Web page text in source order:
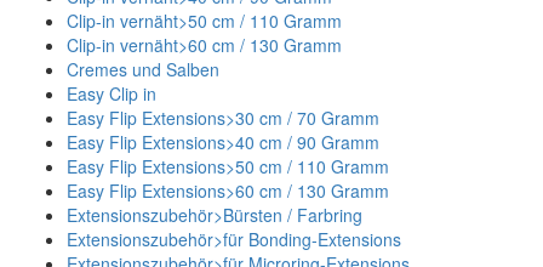
Clip-in vernäht>50 cm / 110 Gramm
Clip-in vernäht>60 cm / 130 Gramm
Cremes und Salben
Easy Clip in
Easy Flip Extensions>30 cm / 70 Gramm
Easy Flip Extensions>40 cm / 90 Gramm
Easy Flip Extensions>50 cm / 110 Gramm
Easy Flip Extensions>60 cm / 130 Gramm
Extensionszubehör>Bürsten / Farbring
Extensionszubehör>für Bonding-Extensions